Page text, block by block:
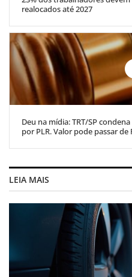
realocados até 2027
Deu na mídia: TRT/SP
por PLR. Valor pode passar de
LEIA MAIS